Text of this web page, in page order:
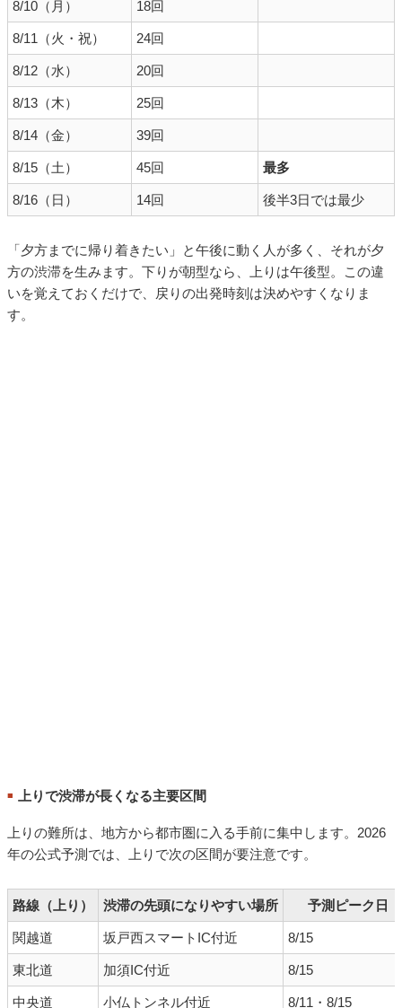
8/10（月） 18回
8/11（火・祝） 24回
8/12（水） 20回
8/13（木） 25回
8/14（金） 39回
8/15（土） 45回 最多
8/16（日） 14回 後半3日では最少
「夕方までに帰り着きたい」と午後に動く人が多く、それが夕
方の渋滞を生みます。下りが朝型なら、上りは午後型。この違
いを覚えておくだけで、戻りの出発時刻は決めやすくなりま
す。
■ 上りで渋滞が長くなる主要区間
上りの難所は、地方から都市圏に入る手前に集中します。2026
年の公式予測では、上りで次の区間が要注意です。
路線（上り） 渋滞の先頭になりやすい場所 予測ピーク日
関越道 坂戸西スマートIC付近 8/15
東北道 加須IC付近 8/15
中央道 小仏トンネル付近 8/11・8/15